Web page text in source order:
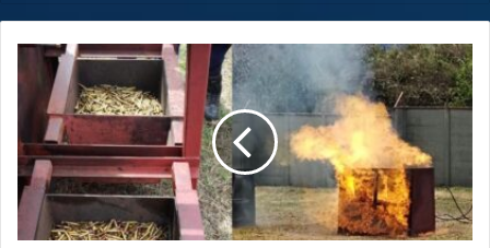
Más
millón
de
municiones
se
destruyeron
en